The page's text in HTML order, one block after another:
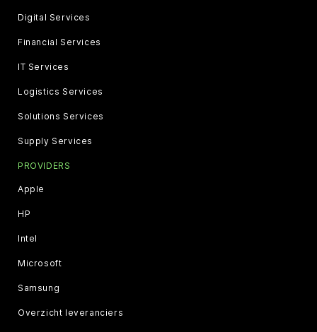
Digital Services
Financial Services
IT Services
Logistics Services
Solutions Services
Supply Services
PROVIDERS
Apple
HP
Intel
Microsoft
Samsung
Overzicht leveranciers